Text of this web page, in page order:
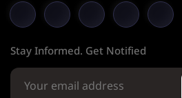
Stay Informed. Get Notified